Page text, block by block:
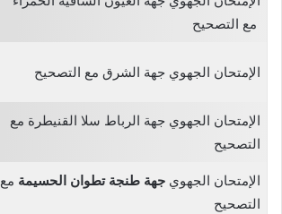
مع التصحيح
الإمتحان الجهوي جهة الشرق مع التصحيح
الإمتحان الجهوي جهة الرباط سلا القنيطرة مع
التصحيح
الإمتحان الجهويجهة طنجة تطوان الحسيمة مع
التصحيح